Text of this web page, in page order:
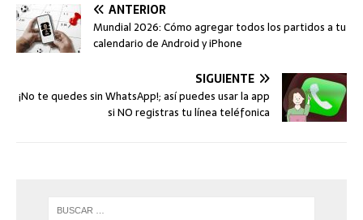
ANTERIOR
Mundial 2026: Cómo agregar todos los partidos a tu
calendario de Android y iPhone
SIGUIENTE
¡No te quedes sin WhatsApp!; así puedes usar la app
si NO registras tu línea teléfonica